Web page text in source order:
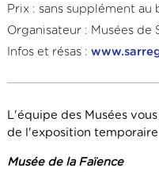
Prix : sans supplément
Organisateur : Musées de
Infos et résas :
L'équipe des Musées
de l'exposition
Musée de la Faïence